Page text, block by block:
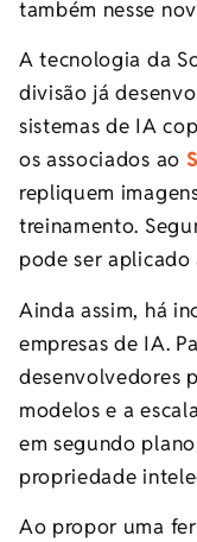
também nesse
A tecnologia da
divisão já
sistemas de IA
os associados ao
repliquem
treinamento.
pode ser aplicado
Ainda assim, há
empresas de IA.
desenvolvedores
modelos e a
em segundo
propriedade
Ao propor uma